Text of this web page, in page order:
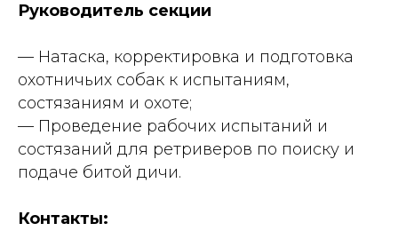
Руководитель секции
— Натаска, корректировка и подготовка
охотничьих собак к испытаниям,
состязаниям и охоте;
— Проведение рабочих испытаний и
состязаний для ретриверов по поиску и
подаче битой дичи.
Контакты: